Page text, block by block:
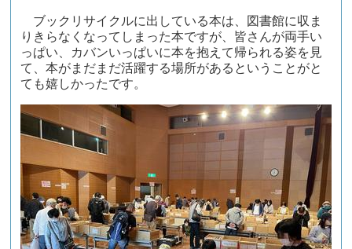
ブックリサイクルに出している本は、図書館に収ま
りきらなくなってしまった本ですが、皆さんが両手い
っぱい、カバンいっぱいに本を抱えて帰られる姿を見
て、本がまだまだ活躍する場所があるということがと
ても嬉しかったです。